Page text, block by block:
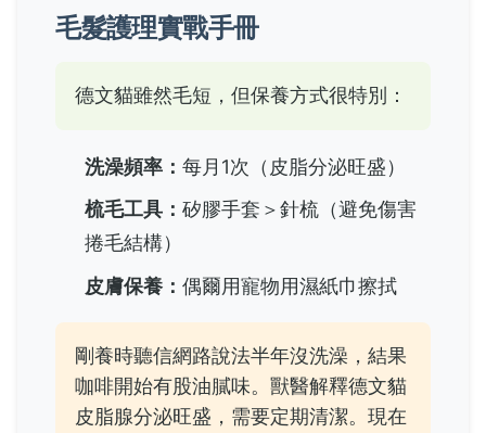
毛髮護理實戰手冊
德文貓雖然毛短，但保養方式很特別：
洗澡頻率： 每月1次（皮脂分泌旺盛）
梳毛工具： 矽膠手套＞針梳（避免傷害
捲毛結構）
皮膚保養： 偶爾用寵物用濕紙巾擦拭
剛養時聽信網路說法半年沒洗澡，結果
咖啡開始有股油膩味。獸醫解釋德文貓
皮脂腺分泌旺盛 ，需要定期清潔。現在